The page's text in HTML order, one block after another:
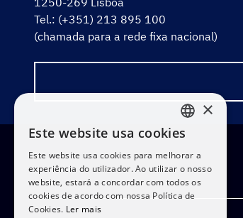
Tel.: (+351) 213 895 100
(chamada para a rede fixa nacional)
PORTUGUESE
ENGLISH
×
Este website usa cookies
Este website usa cookies para melhorar a
experiência do utilizador. Ao utilizar o nosso
website, estará a concordar com todos os
cookies de acordo com nossa Política de
Cookies. Ler mais